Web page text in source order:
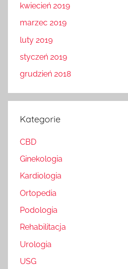
kwiecień 2019
marzec 2019
luty 2019
styczeń 2019
grudzień 2018
Kategorie
CBD
Ginekologia
Kardiologia
Ortopedia
Podologia
Rehabilitacja
Urologia
USG